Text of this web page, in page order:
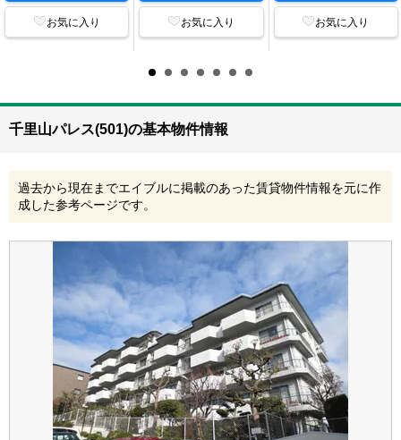
お気に入り お気に入り お気に入り
千里山パレス(501)の基本物件情報
過去から現在までエイブルに掲載のあった賃貸物件情報を元に作
成した参考ページです。